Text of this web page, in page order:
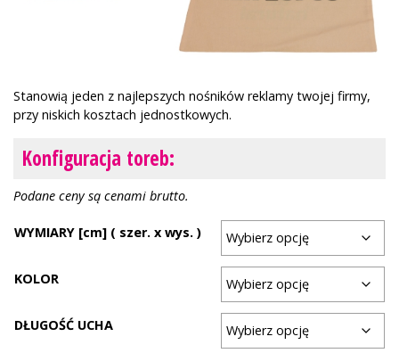
Stanowią jeden z najlepszych nośników reklamy twojej firmy,
przy niskich kosztach jednostkowych.
Konfiguracja toreb:
Podane ceny są cenami brutto.
WYMIARY [cm] ( szer. x wys. )
KOLOR
DŁUGOŚĆ UCHA